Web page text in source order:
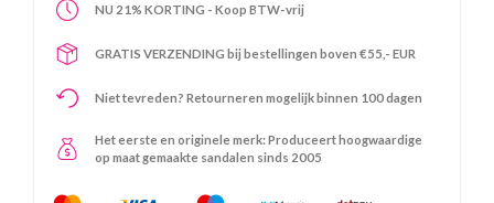
NU 21% KORTING - Koop BTW-vrij
GRATIS VERZENDING bij bestellingen boven €55,- EUR
Niet tevreden? Retourneren mogelijk binnen 100 dagen
Het eerste en originele merk: Produceert hoogwaardige
op maat gemaakte sandalen sinds 2005